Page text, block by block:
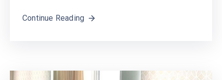
Continue Reading